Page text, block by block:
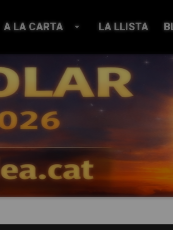
A LA CARTA arrow_drop_down LA LLISTA